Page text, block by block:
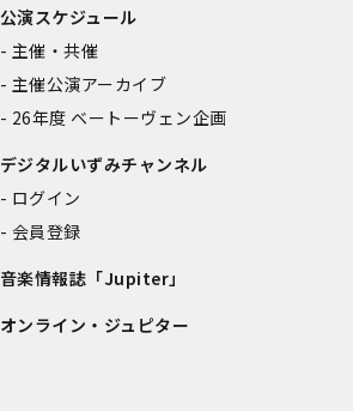
公演スケジュール
主催・共催
主催公演アーカイブ
26年度 ベートーヴェン企画
デジタルいずみチャンネル
ログイン
会員登録
音楽情報誌「Jupiter」
オンライン・ジュピター